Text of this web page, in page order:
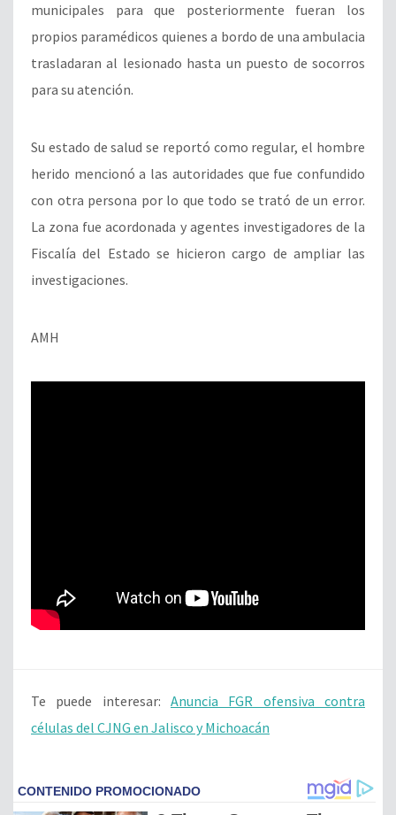
municipales para que posteriormente fueran los
propios paramédicos quienes a bordo de una ambulacia
trasladaran al lesionado hasta un puesto de socorros
para su atención.
Su estado de salud se reportó como regular, el hombre
herido mencionó a las autoridades que fue confundido
con otra persona por lo que todo se trató de un error.
La zona fue acordonada y agentes investigadores de la
Fiscalía del Estado se hicieron cargo de ampliar las
investigaciones.
AMH
Te puede interesar: Anuncia FGR ofensiva contra
células del CJNG en Jalisco y Michoacán